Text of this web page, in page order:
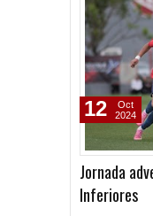
Jornada
Inferiores
12
Oct
2024